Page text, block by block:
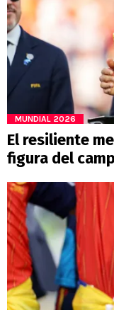
MUNDIAL 2026
El resiliente
figura del